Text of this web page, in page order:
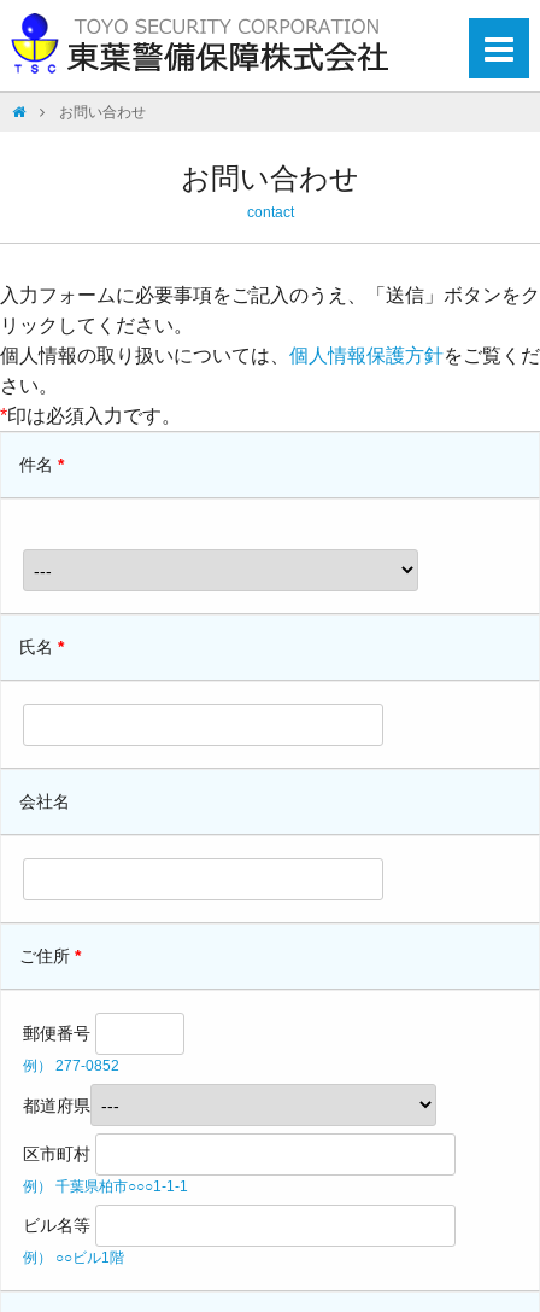
お問い合わせ
お問い合わせ
contact
入力フォームに必要事項をご記入のうえ、「送信」ボタンをク
リックしてください。
個人情報の取り扱いについては、 個人情報保護方針をご覧くだ
さい。
*印は必須入力です。
件名 *
氏名 *
会社名
ご住所 *
郵便番号
例） 277-0852
都道府県
区市町村
例） 千葉県柏市○○○1-1-1
ビル名等
例） ○○ビル1階